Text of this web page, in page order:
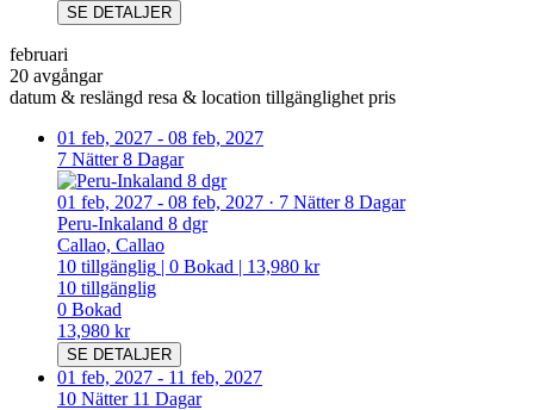
SE DETALJER
februari
20 avgångar
datum & reslängd resa & location tillgänglighet pris
01 feb, 2027 - 08 feb, 2027
7 Nätter 8 Dagar
01 feb, 2027 - 08 feb, 2027 · 7 Nätter 8 Dagar
Peru-Inkaland 8 dgr
Callao, Callao
10 tillgänglig | 0 Bokad | 13,980 kr
10 tillgänglig
0 Bokad
13,980 kr
SE DETALJER
01 feb, 2027 - 11 feb, 2027
10 Nätter 11 Dagar